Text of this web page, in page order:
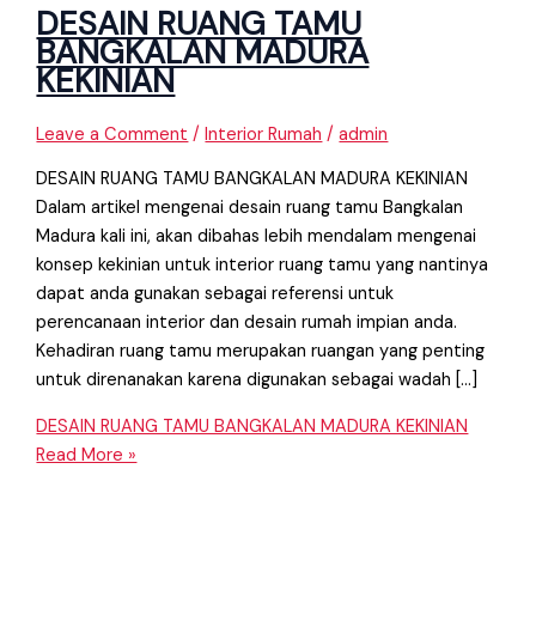
DESAIN RUANG TAMU
BANGKALAN MADURA
KEKINIAN
Leave a Comment /Interior Rumah /admin
DESAIN RUANG TAMU BANGKALAN MADURA KEKINIAN
Dalam artikel mengenai desain ruang tamu Bangkalan
Madura kali ini, akan dibahas lebih mendalam mengenai
konsep kekinian untuk interior ruang tamu yang nantinya
dapat anda gunakan sebagai referensi untuk
perencanaan interior dan desain rumah impian anda.
Kehadiran ruang tamu merupakan ruangan yang penting
untuk direnanakan karena digunakan sebagai wadah […]
DESAIN RUANG TAMU BANGKALAN MADURA KEKINIAN
Read More »